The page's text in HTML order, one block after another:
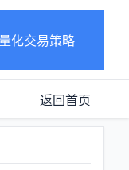
化交易策略
返回首页